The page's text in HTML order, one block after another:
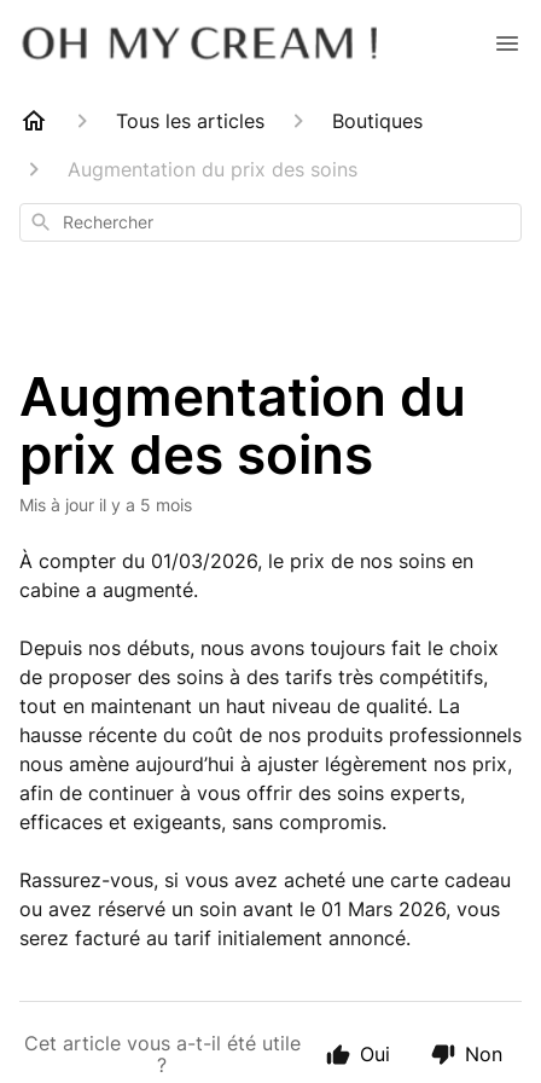
Tous les articles
Boutiques
Augmentation du prix des soins
Rechercher
Augmentation du
prix des soins
Mis à jour il y a 5 mois
À compter du 01/03/2026, le prix de nos soins en
cabine a augmenté.
Depuis nos débuts, nous avons toujours fait le choix
de proposer des soins à des tarifs très compétitifs,
tout en maintenant un haut niveau de qualité. La
hausse récente du coût de nos produits professionnels
nous amène aujourd’hui à ajuster légèrement nos prix,
afin de continuer à vous offrir des soins experts,
efficaces et exigeants, sans compromis.
Rassurez-vous, si vous avez acheté une carte cadeau
ou avez réservé un soin avant le 01 Mars 2026, vous
serez facturé au tarif initialement annoncé.
Cet article vous a-t-il été utile
?
Oui Non